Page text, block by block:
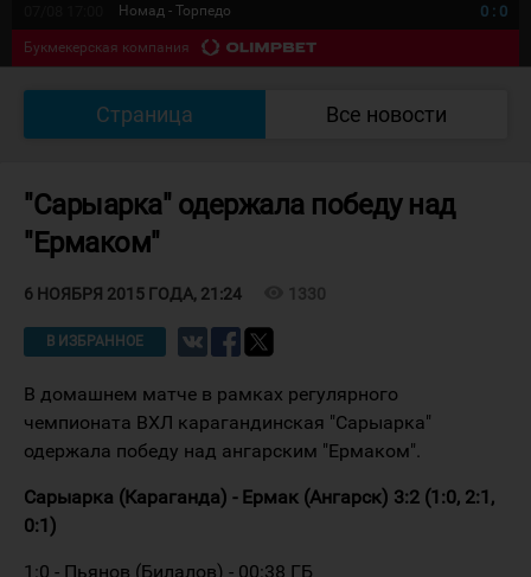
Номад - Торпедо 0 : 0
Букмекерская компания
Букмекерская компания
Страница Все новости
"Сарыарка" одержала победу над
"Ермаком"
6 НОЯБРЯ 2015 ГОДА, 21:24 1330
В ИЗБРАННОЕ
В домашнем матче в рамках регулярного
чемпионата ВХЛ карагандинская "Сарыарка"
одержала победу над ангарским "Ермаком".
Сарыарка (Караганда) - Ермак (Ангарск) 3:2 (1:0, 2:1,
0:1)
1:0 - Пьянов (Билалов) - 00:38 ГБ